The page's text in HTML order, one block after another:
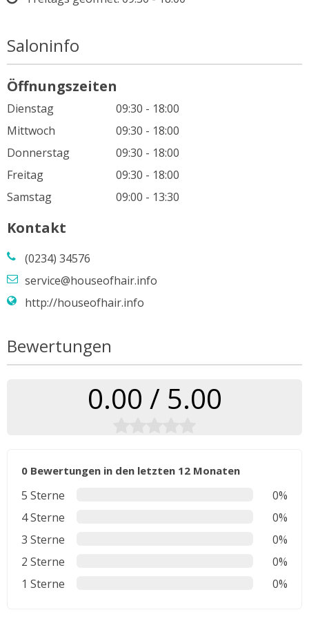
Saloninfo
Öffnungszeiten
Dienstag
09:30 - 18:00
Mittwoch
09:30 - 18:00
Donnerstag
09:30 - 18:00
Freitag
09:30 - 18:00
Samstag
09:00 - 13:30
Kontakt
(0234) 34576
service@houseofhair.info
http://houseofhair.info
Bewertungen
0.00 / 5.00
0 Bewertungen in den letzten 12 Monaten
5 Sterne
0%
4 Sterne
0%
3 Sterne
0%
2 Sterne
0%
1 Sterne
0%